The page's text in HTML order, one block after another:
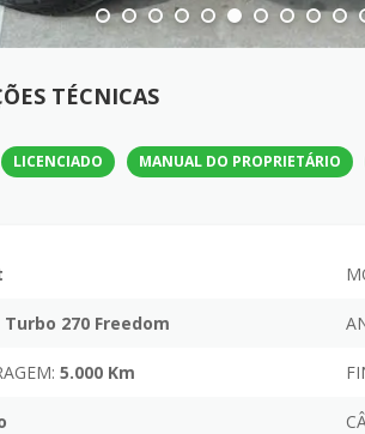
TÉCNICAS
LICENCIADO MANUAL DO PROPRIETÁRIO
Turbo 270 Freedom
5.000 Km